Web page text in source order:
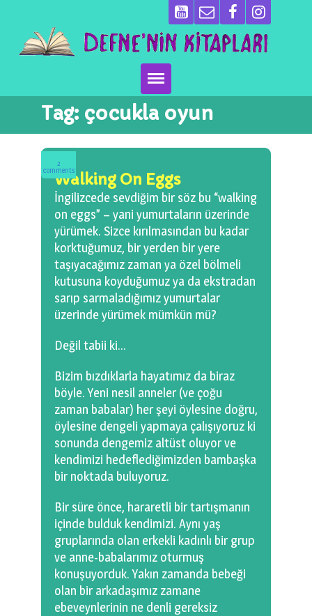
Ana Sayfa
Kitaplarımız
Ben Kimim?
Emeği Geçenler
Neler Yapıyoruz?
Basın
0 km.Bızdıklar Yazılarım
Filmlerimiz
Hadi Bize Yazın
Tag: çocukla oyun
2
comments
Walking On Eggs
İngilizcede sevdiğim bir söz bu “walking
on eggs” – yani yumurtaların üzerinde
yürümek. Sizce kırılmasından bu kadar
korktuğumuz, bir yerden bir yere
taşıyacağımız zaman ya özel bölmeli
kutusuna koyduğumuz ya da ekstradan
sarıp sarmaladığımız yumurtalar
üzerinde yürümek mümkün mü?
Değil tabii ki…
Bizim bızdıklarla hayatımız da biraz
böyle. Yeni nesil anneler (ve çoğu
zaman babalar) her şeyi öylesine doğru,
öylesine dengeli yapmaya çalışıyoruz ki
sonunda dengemiz altüst oluyor ve
kendimizi hedeflediğimizden bambaşka
bir noktada buluyoruz.
Bir süre önce, hararetli bir tartışmanın
içinde bulduk kendimizi. Aynı yaş
gruplarında olan erkekli kadınlı bir grup
ve anne-babalarımız oturmuş
konuşuyorduk. Yakın zamanda bebeği
olan bir arkadaşımız zamane
ebeveynlerinin ne denli gereksiz